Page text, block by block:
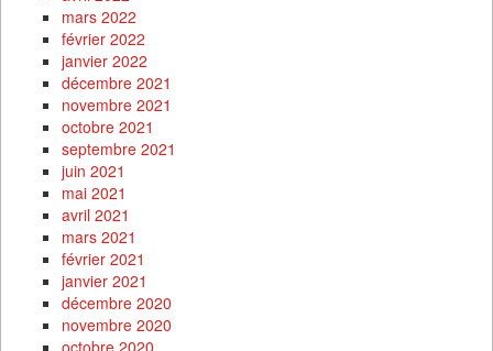
mars 2022
février 2022
janvier 2022
décembre 2021
novembre 2021
octobre 2021
septembre 2021
juin 2021
mai 2021
avril 2021
mars 2021
février 2021
janvier 2021
décembre 2020
novembre 2020
octobre 2020